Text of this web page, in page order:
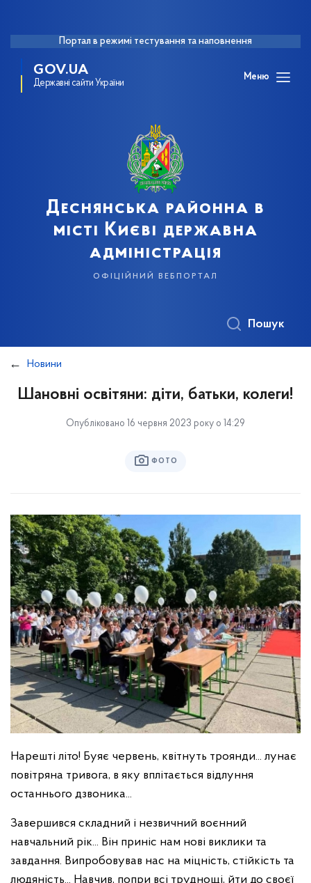
Портал в режимі тестування та наповнення
GOV.UA
Державні сайти України
Меню
Деснянська районна в
місті Києві державна
адміністрація
офіційний вебпортал
Пошук
Новини
Шановні освітяни: діти, батьки, колеги!
Опубліковано 16 червня 2023 року о 14:29
ФОТО
Нарешті літо! Буяє червень, квітнуть троянди... лунає
повітряна тривога, в яку вплітається відлуння
останнього дзвоника...
Завершився складний і незвичний воєнний
навчальний рік... Він приніс нам нові виклики та
завдання. Випробовував нас на міцність, стійкість та
людяність... Навчив, попри всі труднощі, йти до своєї